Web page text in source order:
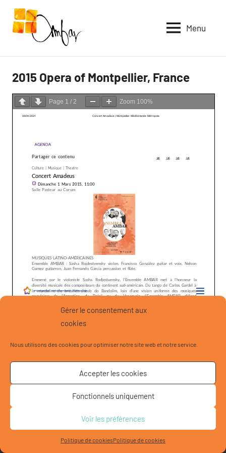
Gérer le consentement aux
cookies
Nous utilisons des cookies pour optimiser notre site web et notre service.
Accepter les cookies
Fonctionnels uniquement
Voir les préférences
Politique de cookiesPolitique de cookies
Skip
content
Menu
2015 Opera of Montpellier, France
Page 1 / 2 Zoom 100%
© 2020 Ambar - Designed by Lena Iliady and Isabelle Van